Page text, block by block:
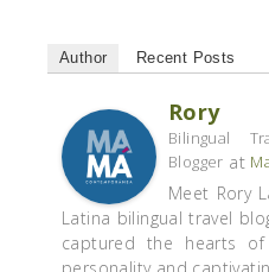
Author Recent Posts
Rory
Bilingual
Blogger at
Meet Rory
Latina bilingual travel
captured the hearts